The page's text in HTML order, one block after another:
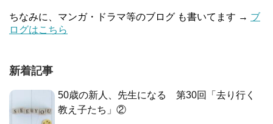
ちなみに、マンガ・ドラマ等のブログ も書いてます → ブ
ログはこちら
新着記事
50歳の新人、先生になる 第30回「去り行く
教え子たち」②